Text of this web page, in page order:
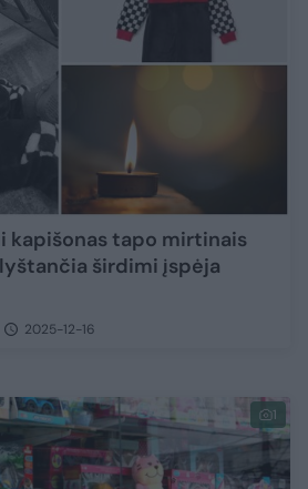
kapišonas tapo mirtinais
širdimi įspėja
2025-12-16
1